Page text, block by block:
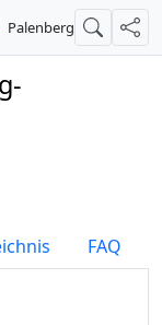
Palenberg Suche
FAQ